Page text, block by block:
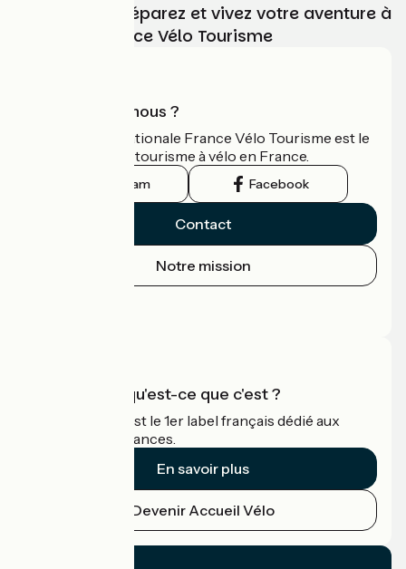
Choisissez, préparez et vivez votre aventure à
vélo avec France Vélo Tourisme
Qui sommes-nous ?
L'association nationale France Vélo Tourisme est le
guide officiel du tourisme à vélo en France.
Instagram Facebook
Contact
Notre mission
Accueil Vélo qu'est-ce que c'est ?
Accueil Vélo c'est le 1er label français dédié aux
cyclistes en vacances.
En savoir plus
Devenir Accueil Vélo